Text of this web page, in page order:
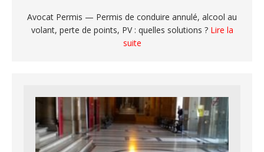
Avocat Permis — Permis de conduire annulé, alcool au
volant, perte de points, PV : quelles solutions ? Lire la
suite